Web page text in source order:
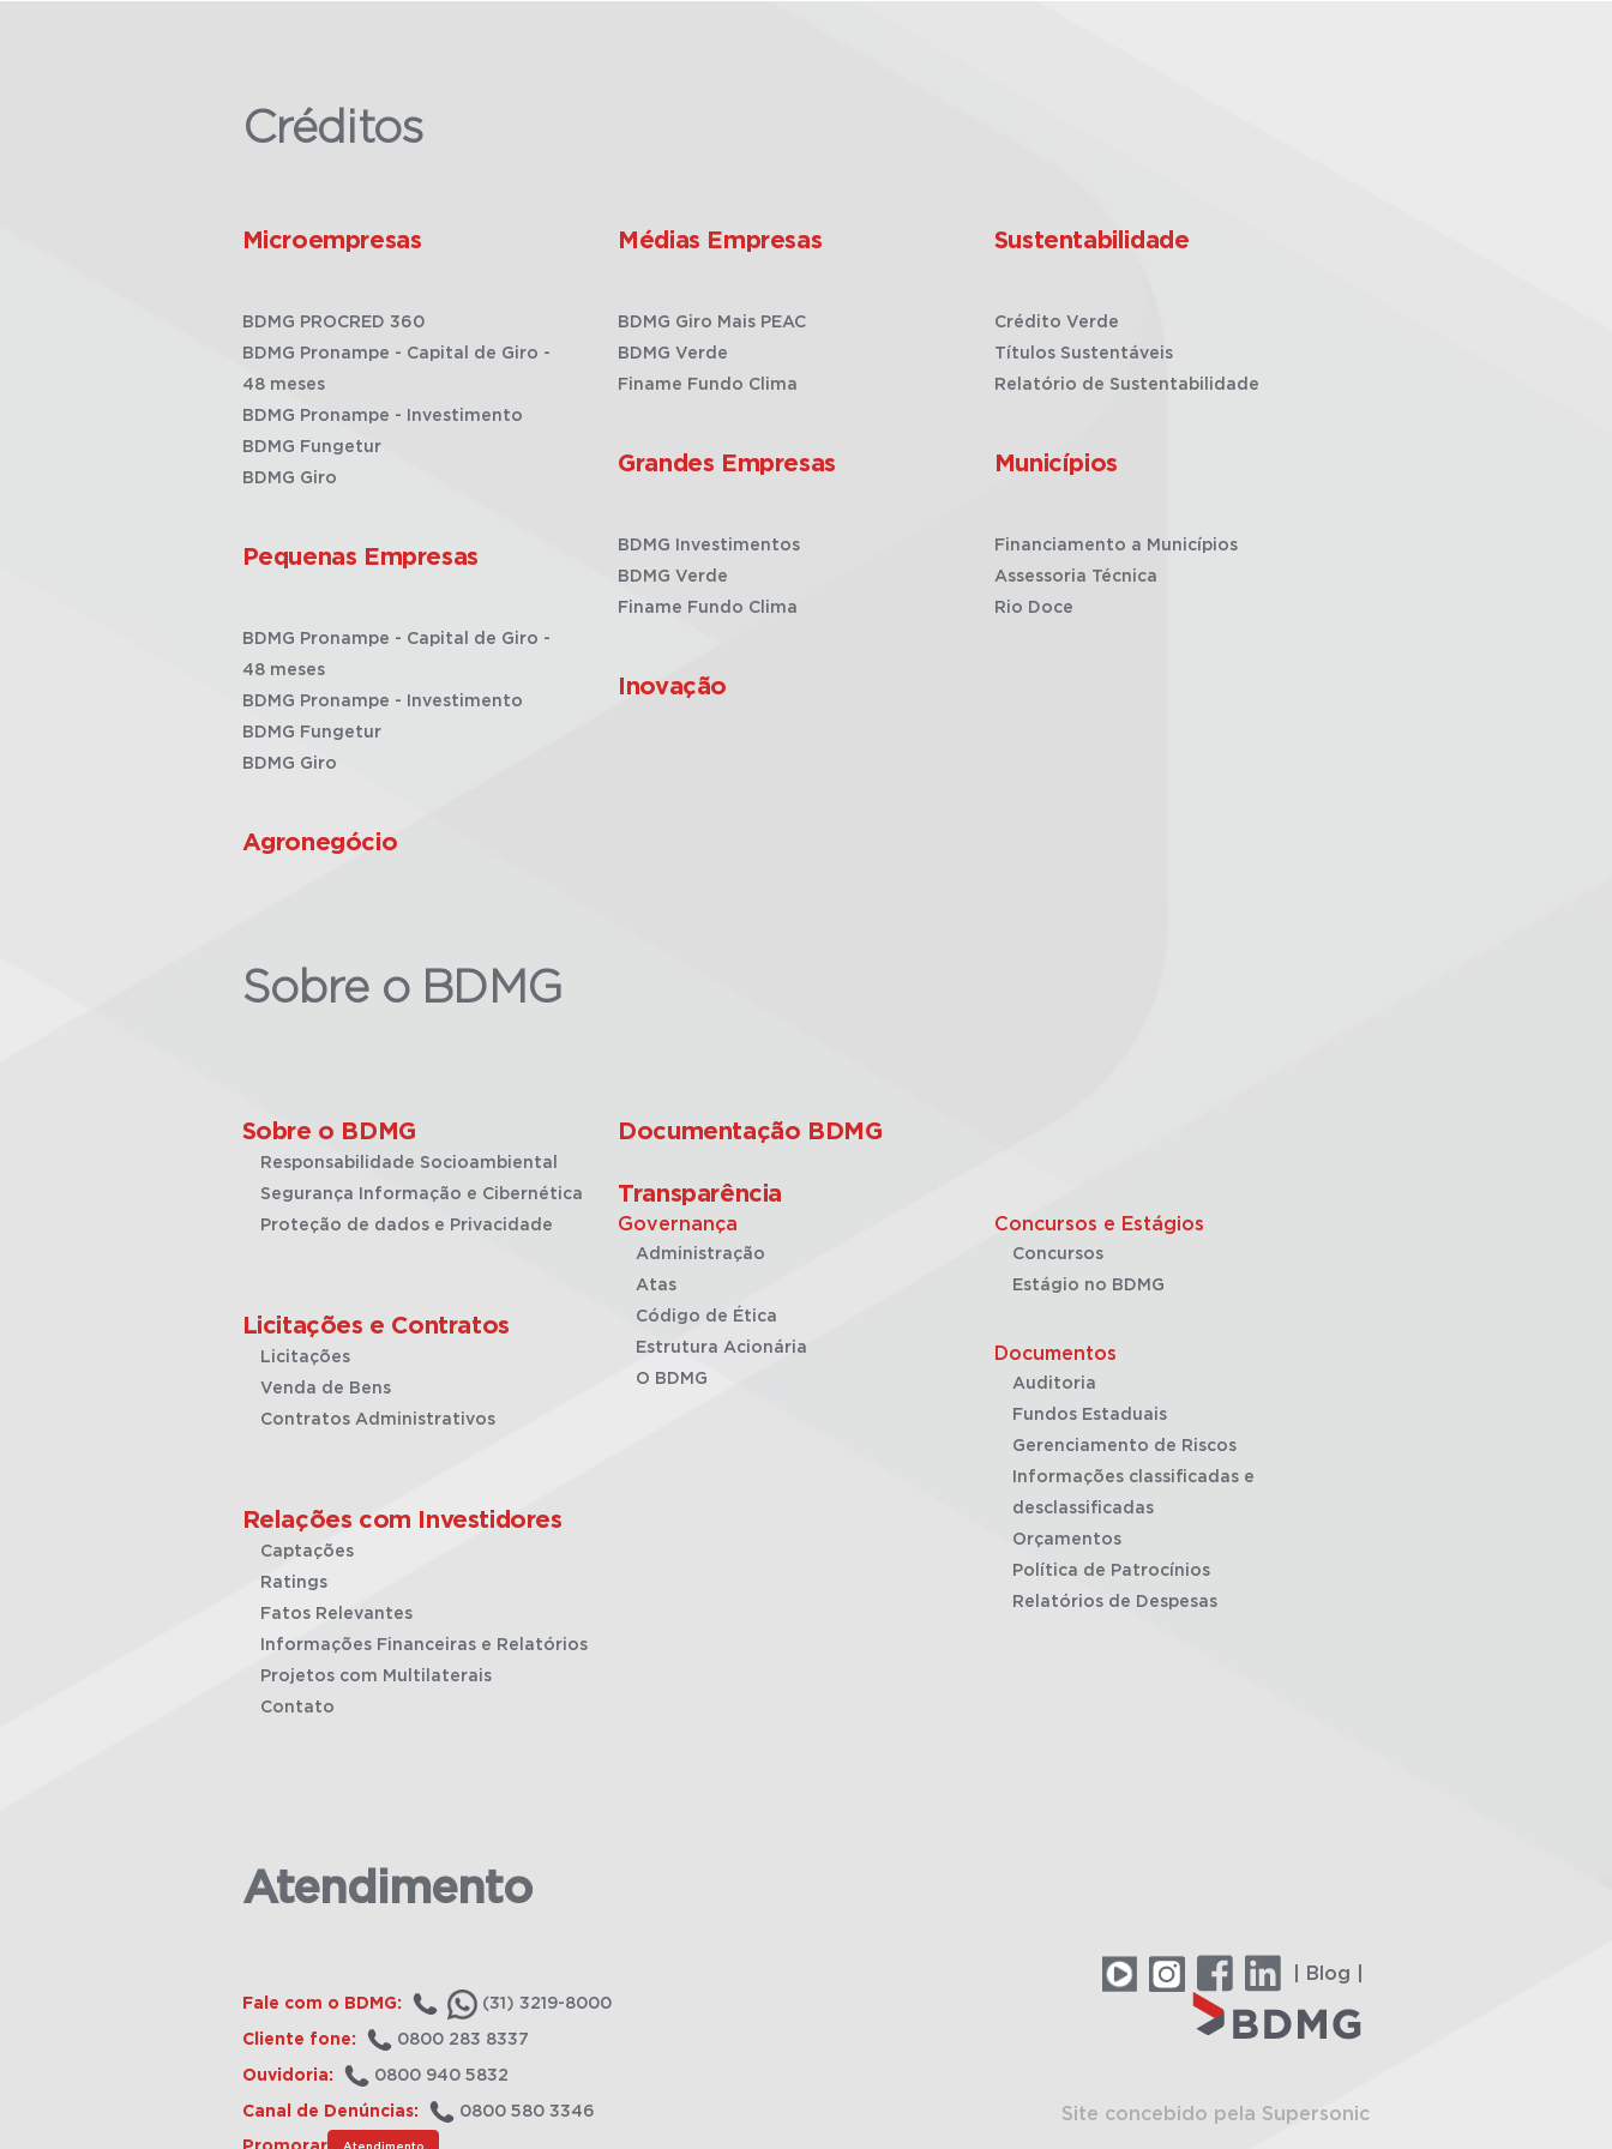
Créditos
Microempresas
BDMG PROCRED 360
BDMG Pronampe - Capital de Giro -
48 meses
BDMG Pronampe - Investimento
BDMG Fungetur
BDMG Giro
Pequenas Empresas
BDMG Pronampe - Capital de Giro -
48 meses
BDMG Pronampe - Investimento
BDMG Fungetur
BDMG Giro
Agronegócio
Médias Empresas
BDMG Giro Mais PEAC
BDMG Verde
Finame Fundo Clima
Grandes Empresas
BDMG Investimentos
BDMG Verde
Finame Fundo Clima
Inovação
Sustentabilidade
Crédito Verde
Títulos Sustentáveis
Relatório de Sustentabilidade
Municípios
Financiamento a Municípios
Assessoria Técnica
Rio Doce
Sobre o BDMG
Sobre o BDMG
Responsabilidade Socioambiental
Segurança Informação e Cibernética
Proteção de dados e Privacidade
Licitações e Contratos
Licitações
Venda de Bens
Contratos Administrativos
Relações com Investidores
Captações
Ratings
Fatos Relevantes
Informações Financeiras e Relatórios
Projetos com Multilaterais
Contato
Documentação BDMG
Transparência
Governança
Administração
Atas
Código de Ética
Estrutura Acionária
O BDMG
Concursos e Estágios
Concursos
Estágio no BDMG
Documentos
Auditoria
Fundos Estaduais
Gerenciamento de Riscos
Informações classificadas e
desclassificadas
Orçamentos
Política de Patrocínios
Relatórios de Despesas
Atendimento
Fale com o BDMG: (31) 3219-8000
Cliente fone: 0800 283 8337
Ouvidoria: 0800 940 5832
Canal de Denúncias: 0800 580 3346
Atendimento
| Blog |
Site concebido pela Supersonic